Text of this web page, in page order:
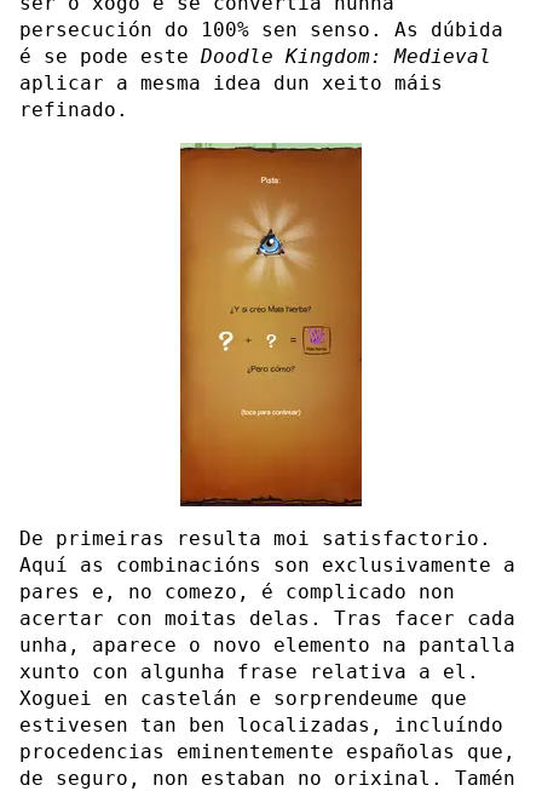
persecución do 100% sen senso. As dúbida
é se pode este Doodle Kingdom: Medieval
aplicar a mesma idea dun xeito máis
refinado.
De primeiras resulta moi satisfactorio.
Aquí as combinacións son exclusivamente a
pares e, no comezo, é complicado non
acertar con moitas delas. Tras facer cada
unha, aparece o novo elemento na pantalla
xunto con algunha frase relativa a el.
Xoguei en castelán e sorprendeume que
estivesen tan ben localizadas, incluíndo
procedencias eminentemente españolas que,
de seguro, non estaban no orixinal. Tamén